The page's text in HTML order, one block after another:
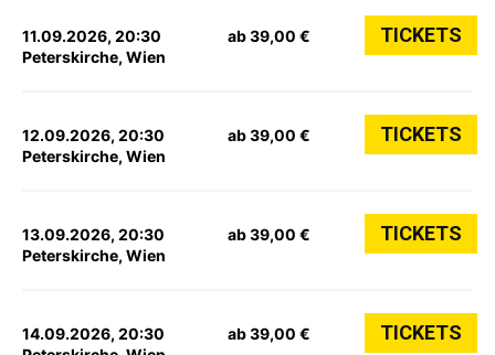
11.09.2026, 20:30
Peterskirche, Wien
ab 39,00 € TICKETS
12.09.2026, 20:30
Peterskirche, Wien
ab 39,00 € TICKETS
13.09.2026, 20:30
Peterskirche, Wien
ab 39,00 € TICKETS
14.09.2026, 20:30
ab 39,00 € TICKETS